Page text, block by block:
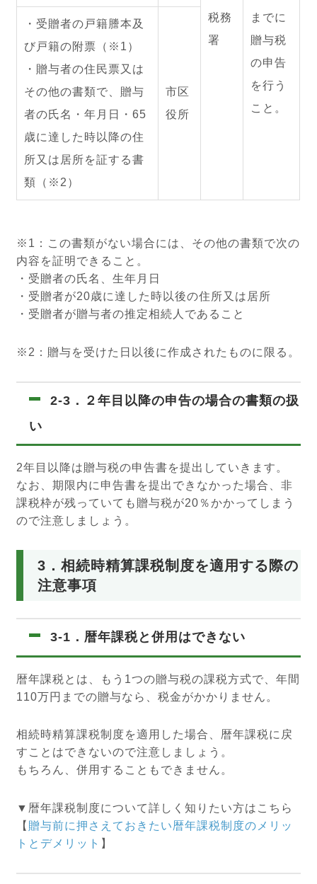
税務
署
までに
贈与税
の申告
を行う
こと。
・受贈者の戸籍謄本及
び戸籍の附票（※1）
・贈与者の住民票又は
その他の書類で、贈与
者の氏名・年月日・65
歳に達した時以降の住
所又は居所を証する書
類（※2）
市区
役所
※1：この書類がない場合には、その他の書類で次の
内容を証明できること。
・受贈者の氏名、生年月日
・受贈者が20歳に達した時以後の住所又は居所
・受贈者が贈与者の推定相続人であること
※2：贈与を受けた日以後に作成されたものに限る。
2-3．２年目以降の申告の場合の書類の扱
い
2年目以降は贈与税の申告書を提出していきます。
なお、期限内に申告書を提出できなかった場合、非
課税枠が残っていても贈与税が20％かかってしまう
ので注意しましょう。
3．相続時精算課税制度を適用する際の
注意事項
3-1．暦年課税と併用はできない
暦年課税とは、もう1つの贈与税の課税方式で、年間
110万円までの贈与なら、税金がかかりません。
相続時精算課税制度を適用した場合、暦年課税に戻
すことはできないので注意しましょう。
もちろん、併用することもできません。
▼暦年課税制度について詳しく知りたい方はこちら
【 贈与前に押さえておきたい暦年課税制度のメリッ
トとデメリット 】